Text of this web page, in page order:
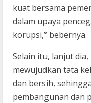
kuat bersama
dalam upaya
korupsi,” bebernya.
Selain itu, lanjut
mewujudkan tata
dan bersih,
pembangunan dan